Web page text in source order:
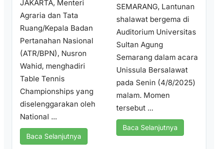
JAKARTA, Menteri
Agraria dan Tata
Ruang/Kepala Badan
Pertanahan Nasional
(ATR/BPN), Nusron
Wahid, menghadiri
Table Tennis
Championships yang
diselenggarakan oleh
National ...
Baca Selanjutnya
SEMARANG, Lantunan
shalawat bergema di
Auditorium Universitas
Sultan Agung
Semarang dalam acara
Unissula Bersalawat
pada Senin (4/8/2025)
malam. Momen
tersebut ...
Baca Selanjutnya